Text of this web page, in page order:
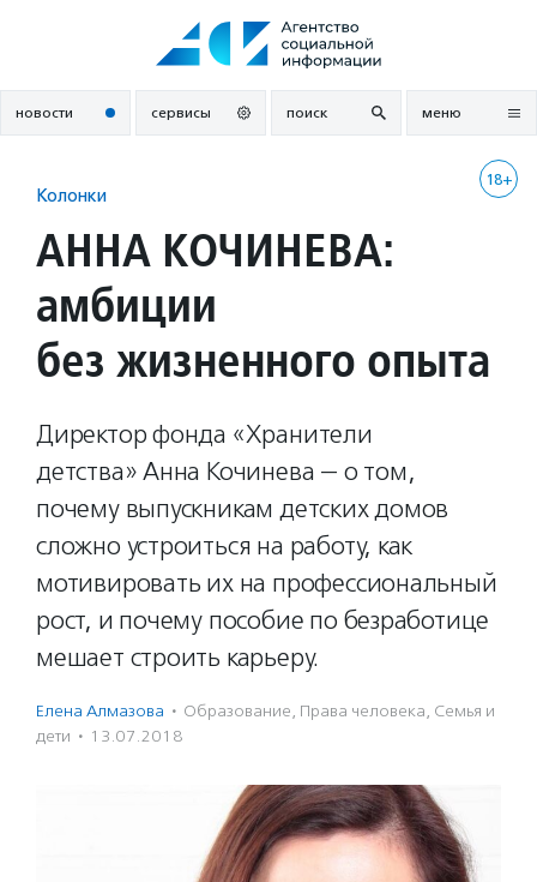
новости сервисы поиск меню
18+
Колонки
АННА КОЧИНЕВА:
амбиции
без жизненного опыта
Директор фонда «Хранители
детства» Анна Кочинева — о том,
почему выпускникам детских домов
сложно устроиться на работу, как
мотивировать их на профессиональный
рост, и почему пособие по безработице
мешает строить карьеру.
Елена Алмазова · Образование, Права человека, Семья и
дети · 13.07.2018